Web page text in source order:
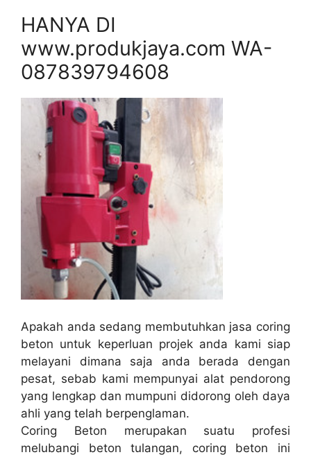
HANYA DI
www.produkjaya.com WA-
087839794608
Apakah anda sedang membutuhkan jasa coring
beton untuk keperluan projek anda kami siap
melayani dimana saja anda berada dengan
pesat, sebab kami mempunyai alat pendorong
yang lengkap dan mumpuni didorong oleh daya
ahli yang telah berpenglaman.
Coring Beton merupakan suatu profesi
melubangi beton tulangan, coring beton ini